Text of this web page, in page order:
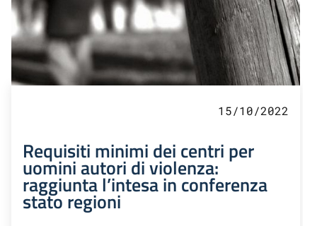
15/10/2022
Requisiti minimi dei centri per
uomini autori di violenza:
raggiunta l’intesa in conferenza
stato regioni